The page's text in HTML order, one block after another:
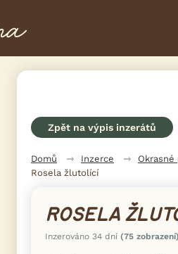
Zpět na výpis inzerátů
Domů Inzerce Okrasné
Rosela žlutolící
ROSELA
Inzerováno 34 dní (75 zobrazení)